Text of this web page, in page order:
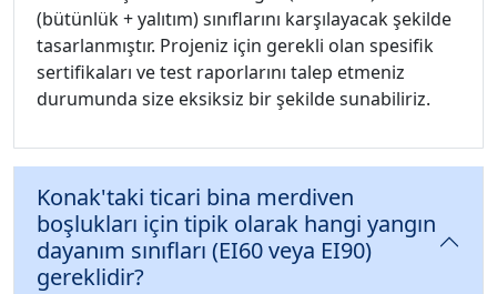
(bütünlük + yalıtım) sınıflarını karşılayacak şekilde
tasarlanmıştır. Projeniz için gerekli olan spesifik
sertifikaları ve test raporlarını talep etmeniz
durumunda size eksiksiz bir şekilde sunabiliriz.
Konak'taki ticari bina merdiven
boşlukları için tipik olarak hangi yangın
dayanım sınıfları (EI60 veya EI90)
gereklidir?